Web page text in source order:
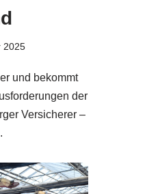
2025
und bekommt
der
Versicherer –